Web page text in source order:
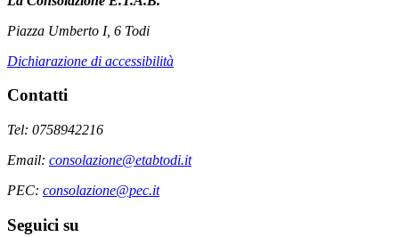
Piazza Umberto I, 6 Todi
Dichiarazione di accessibilità
Contatti
Tel: 0758942216
Email: consolazione@etabtodi.it
PEC: consolazione@pec.it
Seguici su